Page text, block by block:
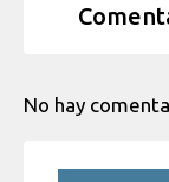
No hay